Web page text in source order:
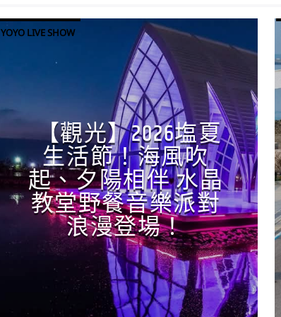
YOYO LIVE SHOW
【觀光】2026塩夏
生活節！海風吹
起、夕陽相伴 水晶
教堂野餐音樂派對
浪漫登場！